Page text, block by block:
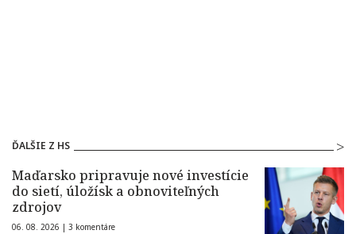
ĎALŠIE Z HS
Maďarsko pripravuje nové investície
do sietí, úložísk a obnoviteľných
zdrojov
06. 08. 2026 | 3 komentáre